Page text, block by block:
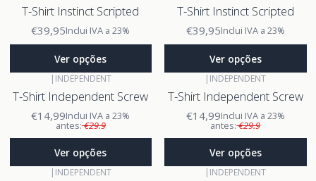
T-Shirt Instinct Scripted
€39,95Inclui IVA a 23%
Ver opções
T-Shirt Instinct Scripted
€39,95Inclui IVA a 23%
Ver opções
| INDEPENDENT
T-Shirt Independent Screw
€14,99Inclui IVA a 23%
antes:€29.9
Ver opções
| INDEPENDENT
T-Shirt Independent Screw
€14,99Inclui IVA a 23%
antes:€29.9
Ver opções
| INDEPENDENT | INDEPENDENT